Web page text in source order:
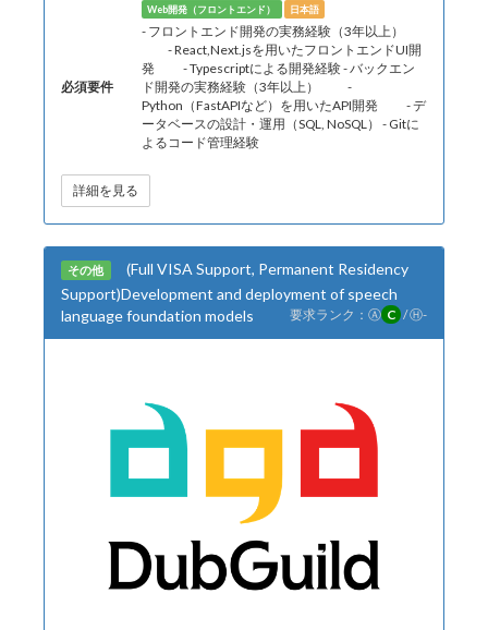
Web開発（フロントエンド）
日本語
必須要件
- フロントエンド開発の実務経験（3年以上）
- React,Next.jsを用いたフロントエンドUI開
発 - Typescriptによる開発経験 - バックエン
ド開発の実務経験（3年以上） -
Python（FastAPIなど）を用いたAPI開発 - デ
ータベースの設計・運用（SQL, NoSQL） - Gitに
よるコード管理経験
詳細を見る
その他
(Full VISA Support, Permanent Residency
Support)Development and deployment of speech
language foundation models
要求ランク： Ⓐ C /Ⓗ-